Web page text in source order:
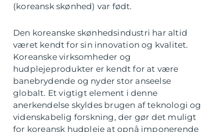
(koreansk skønhed) var født.
Den koreanske skønhedsindustri har altid
været kendt for sin innovation og kvalitet.
Koreanske virksomheder og
hudplejeprodukter er kendt for at være
banebrydende og nyder stor anseelse
globalt. Et vigtigt element i denne
anerkendelse skyldes brugen af teknologi og
videnskabelig forskning, der gør det muligt
for koreansk hudpleje at opnå imponerende